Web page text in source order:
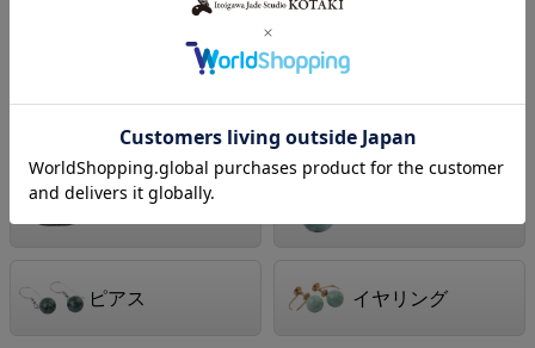
シルバーペンダン
マクラメブレスレッ
シルバーブレスレッ
ト
ピアス イヤリング